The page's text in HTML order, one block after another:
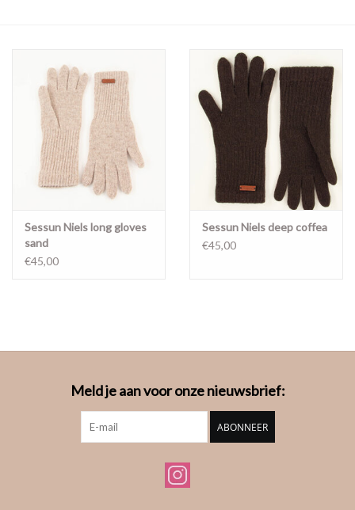
Sessun Niels long gloves
sand
€45,00
Sessun Niels deep coffea
€45,00
Meld je aan voor onze nieuwsbrief:
ABONNEER